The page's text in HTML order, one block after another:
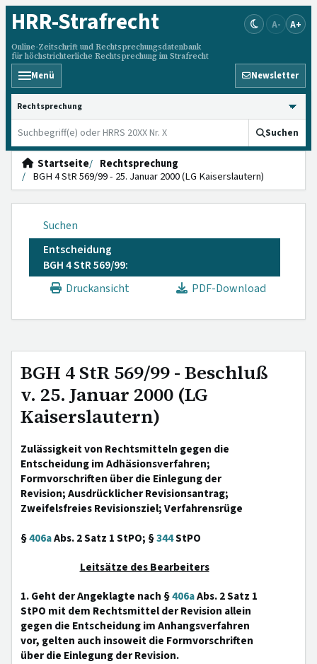
HRR-Strafrecht
Online-Zeitschrift und Rechtsprechungsdatenbank
für höchstrichterliche Rechtsprechung im Strafrecht
A- A+
Menü Newsletter
HRRS durchsuchen
Suchen
Startseite
Rechtsprechung
BGH 4 StR 569/99 - 25. Januar 2000 (LG Kaiserslautern)
Suchen
Entscheidung
BGH 4 StR 569/99:
Druckansicht
PDF-Download
BGH 4 StR 569/99 - Beschluß
v. 25. Januar 2000 (LG
Kaiserslautern)
Zulässigkeit von Rechtsmitteln gegen die
Entscheidung im Adhäsionsverfahren;
Formvorschriften über die Einlegung der
Revision; Ausdrücklicher Revisionsantrag;
Zweifelsfreies Revisionsziel; Verfahrensrüge
§406aAbs. 2 Satz 1 StPO; §344StPO
Leitsätze des Bearbeiters
1. Geht der Angeklagte nach §406aAbs. 2 Satz 1
StPO mit dem Rechtsmittel der Revision allein
gegen die Entscheidung im Anhangsverfahren
vor, gelten auch insoweit die Formvorschriften
über die Einlegung der Revision.